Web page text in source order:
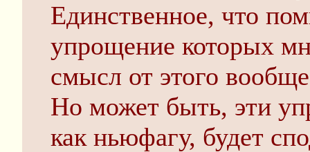
Единственное, что
упрощение которых
смысл от этого
Но может быть, эти
как ньюфагу, будет